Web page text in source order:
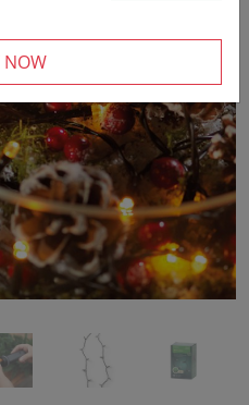
NOW